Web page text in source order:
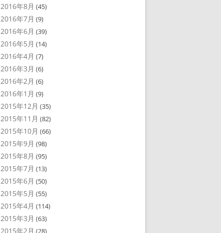
2016年8月 (45)
2016年7月 (9)
2016年6月 (39)
2016年5月 (14)
2016年4月 (7)
2016年3月 (6)
2016年2月 (6)
2016年1月 (9)
2015年12月 (35)
2015年11月 (82)
2015年10月 (66)
2015年9月 (98)
2015年8月 (95)
2015年7月 (13)
2015年6月 (50)
2015年5月 (55)
2015年4月 (114)
2015年3月 (63)
2015年2月 (28)